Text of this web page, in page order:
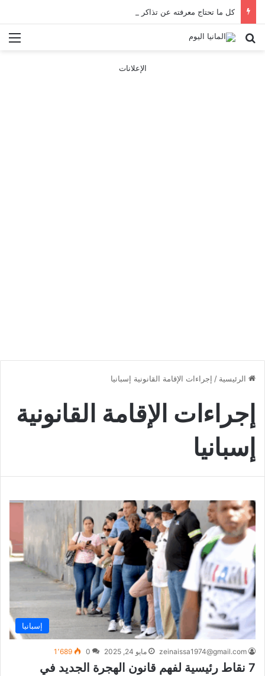
كل ما تحتاج معرفته عن تذاكر ووسائل النقل في باريس 2025
بحث عن
الإعلانات
الرئيسية / إجراءات الإقامة القانونية إسبانيا
إجراءات الإقامة القانونية
إسبانيا
إسبانيا
zeinaissa1974@gmail.com مايو 24, 2025 0 1٬689
7 نقاط رئيسية لفهم قانون الهجرة الجديد في